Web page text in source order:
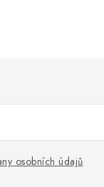
osobních údajů